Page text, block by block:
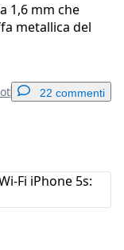
1,6 mm che
metallica del
22 commenti